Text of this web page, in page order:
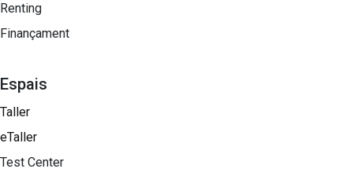
Renting
Finançament
Espais
Taller
eTaller
Test Center